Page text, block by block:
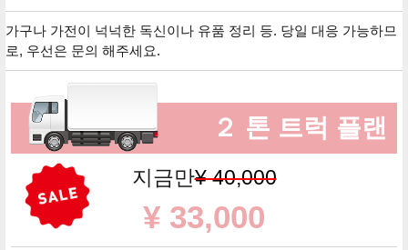
가구나 가전이 넉넉한 독신이나 유품 정리 등. 당일 대응 가능하므
로, 우선은 문의 해주세요.
２ 톤 트럭 플랜
지금만¥ 40,000
¥ 33,000